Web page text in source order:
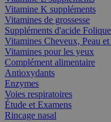
Vitamine K suppléments
Vitamines de grossesse
Suppléments d'acide Folique
Vitamines Cheveux, Peau
Vitamines pour les yeux
Complément alimentaire
Antioxydants
Enzymes
Voies respiratoires
Étude et Examens
Rincage nasal